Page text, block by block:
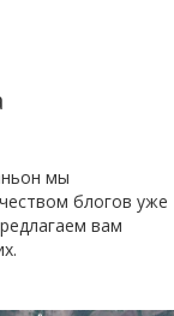
мы
блогов уже
вам